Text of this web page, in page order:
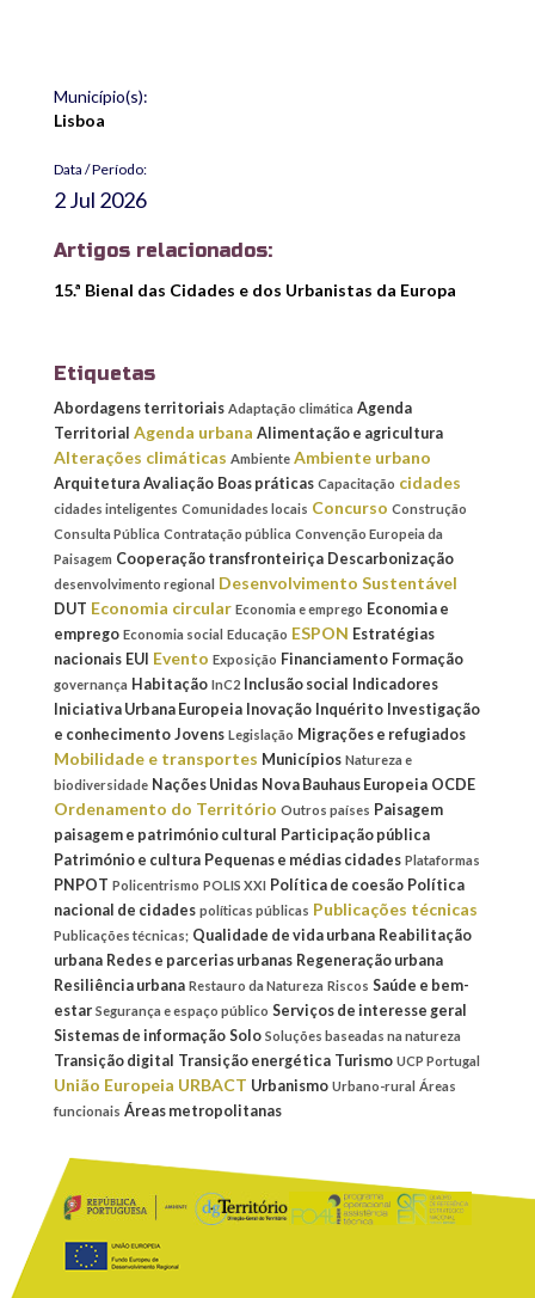
Município(s):
Lisboa
Data / Período:
2 Jul 2026
Artigos relacionados:
15.ª Bienal das Cidades e dos Urbanistas da Europa
Etiquetas
Abordagens territoriais Adaptação climática Agenda
Territorial Agenda urbana Alimentação e agricultura
Alterações climáticas Ambiente Ambiente urbano
Arquitetura Avaliação Boas práticas Capacitação cidades
cidades inteligentes Comunidades locais Concurso Construção
Consulta Pública Contratação pública Convenção Europeia da
Paisagem Cooperação transfronteiriça Descarbonização
desenvolvimento regional Desenvolvimento Sustentável
DUT Economia circular Economia e emprego Economia e
emprego Economia social Educação ESPON Estratégias
nacionais EUI Evento Exposição Financiamento Formação
governança Habitação InC2 Inclusão social
Indicadores
Iniciativa Urbana Europeia Inovação Inquérito Investigação
e conhecimento Jovens Legislação Migrações e refugiados
Mobilidade e transportes Municípios Natureza e
biodiversidade Nações Unidas Nova Bauhaus Europeia OCDE
Ordenamento do Território Outros países Paisagem
paisagem e património cultural Participação pública
Património e cultura Pequenas e médias cidades Plataformas
PNPOT Policentrismo POLIS XXI Política de coesão Política
nacional de cidades políticas públicas Publicações técnicas
Publicações técnicas; Qualidade de vida urbana Reabilitação
urbana Redes e parcerias urbanas Regeneração urbana
Resiliência urbana Restauro da Natureza Riscos Saúde e bem-
estar Segurança e espaço público Serviços de interesse geral
Sistemas de informação Solo Soluções baseadas na natureza
Transição digital Transição energética Turismo UCP Portugal
União Europeia URBACT Urbanismo Urbano-rural Áreas
funcionais Áreas metropolitanas